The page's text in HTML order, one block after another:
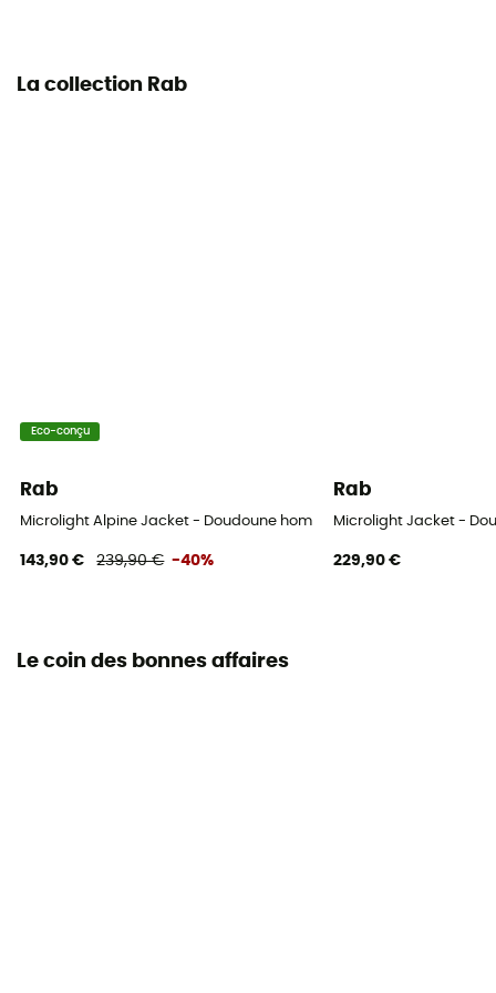
Matériau
La collection Rab
Eco-conçu
Rab
Microlight Alpine Jacket - Doudoune homme
143,90 € 239,90 € -40%
Rab
Microlight Jacket -
229,90 €
Le coin des bonnes affaires